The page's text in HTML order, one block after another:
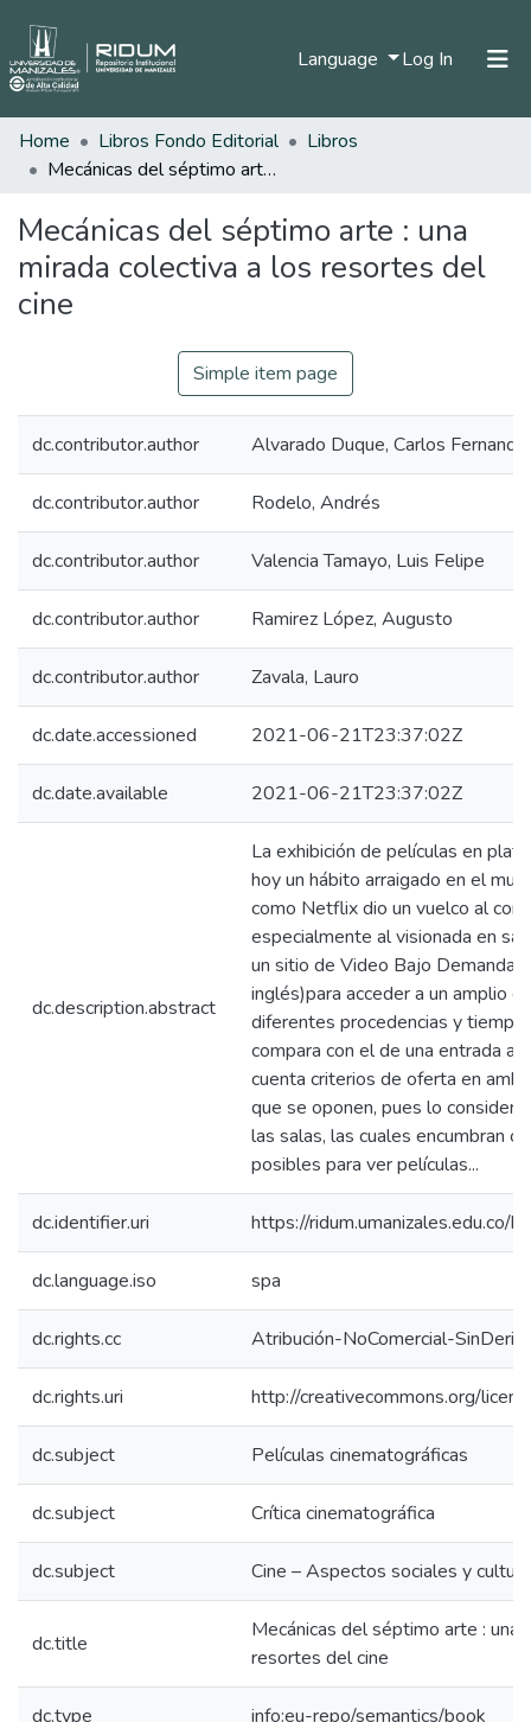
Language Log In (current)
All of DSpace
Statistics
Home Libros Fondo Editorial
Libros
Mecánicas del séptimo arte : una mirada colectiva a los resortes del cine
Mecánicas del séptimo arte : una
mirada colectiva a los resortes del
cine
Simple item page
dc.contributor.author Alvarado Duque, Carlos Fernando
dc.contributor.author Rodelo, Andrés
dc.contributor.author Valencia Tamayo, Luis Felipe
dc.contributor.author Ramirez López, Augusto
dc.contributor.author Zavala, Lauro
dc.date.accessioned 2021-06-21T23:37:02Z
dc.date.available 2021-06-21T23:37:02Z
dc.description.abstract
La exhibición de películas en
hoy un hábito arraigado en el
como Netflix dio un vuelco al
especialmente al visionada en
un sitio de Video Bajo Demanda
inglés)para acceder a un amplio
diferentes procedencias y
compara con el de una entrada a
cuenta criterios de oferta en
que se oponen, pues lo
las salas, las cuales encumbran
posibles para ver películas...
dc.identifier.uri https://
dc.language.iso spa
dc.rights.cc Atribución-NoComercial-
dc.rights.uri http://creativecommons.org/
dc.subject Películas cinematográficas
dc.subject Crítica cinematográfica
dc.subject Cine – Aspectos sociales y
dc.title
Mecánicas del séptimo arte : una
resortes del cine
dc.type info:eu-repo/semantics/book